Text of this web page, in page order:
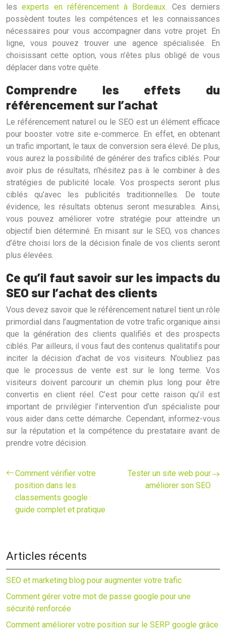
lesexperts en référencement à Bordeaux . Ces derniers
possèdent toutes les compétences et les connaissances
nécessaires pour vous accompagner dans votre projet. En
ligne, vous pouvez trouver une agence spécialisée. En
choisissant cette option, vous n’êtes plus obligé de vous
déplacer dans votre quête.
Comprendre les effets du
référencement sur l’achat
Le référencement naturel ou le SEO est un élément efficace
pour booster votre site e-commerce. En effet, en obtenant
un trafic important, le taux de conversion sera élevé. De plus,
vous aurez la possibilité de générer des trafics ciblés. Pour
avoir plus de résultats, n’hésitez pas à le combiner à des
stratégies de publicité locale. Vos prospects seront plus
ciblés qu’avec les publicités traditionnelles. De toute
évidence, les résultats obtenus seront mesurables. Ainsi,
vous pouvez améliorer votre stratégie pour atteindre un
objectif bien déterminé. En misant sur le SEO, vos chances
d’être choisi lors de la décision finale de vos clients seront
plus élevées.
Ce qu’il faut savoir sur les impacts du
SEO sur l’achat des clients
Vous devez savoir que le référencement naturel tient un rôle
primordial dans l’augmentation de votre trafic organique ainsi
que la génération des clients qualifiés et des prospects
ciblés. Par ailleurs, il vous faut des contenus qualitatifs pour
inciter la décision d’achat de vos visiteurs. N’oubliez pas
que le processus de vente est sur le long terme. Vos
visiteurs doivent parcourir un chemin plus long pour être
convertis en client réel. C’est pour cette raison qu’il est
important de privilégier l’intervention d’un spécialiste pour
vous aider dans cette démarche. Cependant, informez-vous
sur la réputation et la compétence du prestataire avant de
prendre votre décision.
Comment vérifier votre
position dans les
classements google :
guide complet et pratique
Tester un site web pour
améliorer son SEO
Articles récents
SEO et marketing blog pour augmenter votre trafic
Comment gérer votre mot de passe google pour une
sécurité renforcée
Comment améliorer votre position sur le SERP google grâce